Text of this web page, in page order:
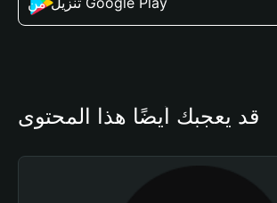
قد يعجبك أيضًا هذا المحتوى